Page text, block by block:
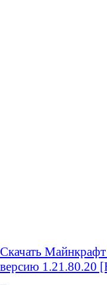
Скачать
версию 1.21.80.20